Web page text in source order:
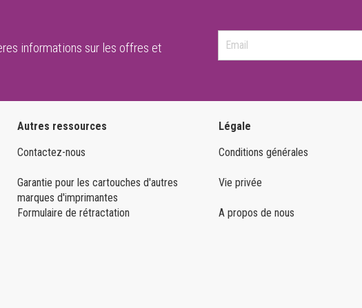
informations sur les offres et
Autres ressources
Contactez-nous
Garantie pour les cartouches d'autres
marques d'imprimantes
Formulaire de rétractation
Légale
Conditions générales
Vie privée
A propos de nous